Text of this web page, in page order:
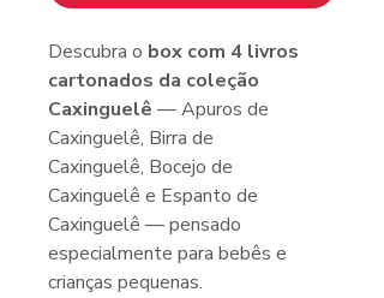
Descubra o box com 4 livros
cartonados da coleção
Caxinguelê — Apuros de
Caxinguelê, Birra de
Caxinguelê, Bocejo de
Caxinguelê e Espanto de
Caxinguelê — pensado
especialmente para bebês e
crianças pequenas.